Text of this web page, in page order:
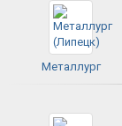
Металлург